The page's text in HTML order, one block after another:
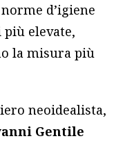
d’igiene
più elevate,
la misura più
neoidealista,
Gentile